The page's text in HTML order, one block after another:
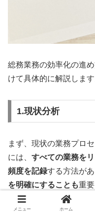
総務業務の効率化の進
けて具体的に解説します
1.現状分析
まず、現状の業務プロ
には、 すべての業務を
頻度を記録する方法があ
を明確にすることも重要
既存の資料やシステム
メニュー ホーム